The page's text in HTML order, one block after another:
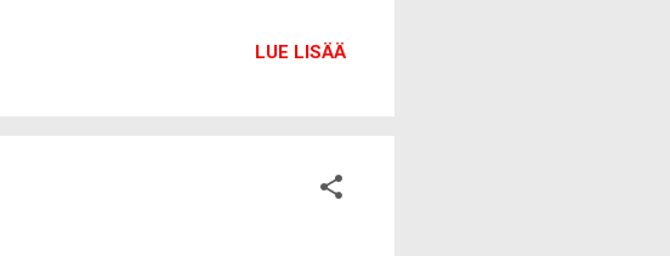
LUE LISÄÄ